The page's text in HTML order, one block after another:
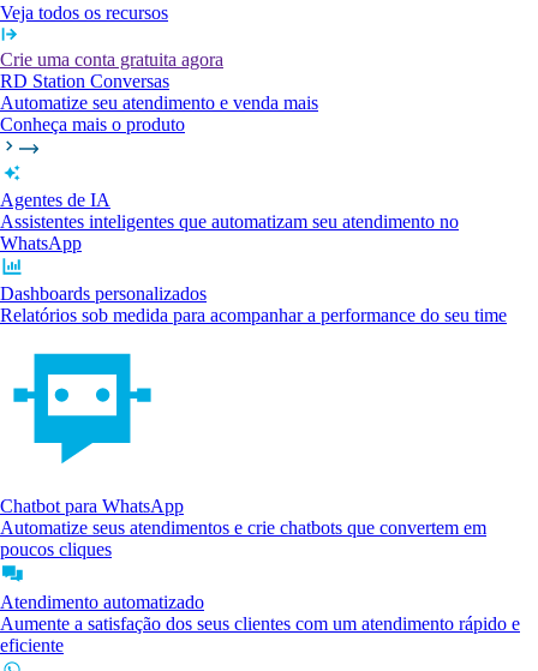
Veja todos os recursos
Crie uma conta gratuita agora
RD Station Conversas
Automatize seu atendimento e venda mais
Conheça mais o produto
Agentes de IA
Assistentes inteligentes que automatizam seu atendimento no
WhatsApp
Dashboards personalizados
Relatórios sob medida para acompanhar a performance do seu time
Chatbot para WhatsApp
Automatize seus atendimentos e crie chatbots que convertem em
poucos cliques
Atendimento automatizado
Aumente a satisfação dos seus clientes com um atendimento rápido e
eficiente